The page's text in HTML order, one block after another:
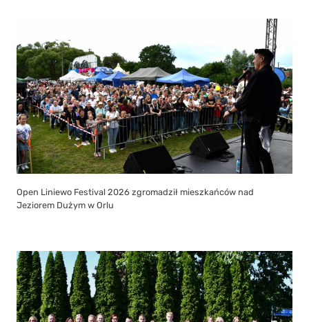
Open Liniewo Festival 2026 zgromadził mieszkańców nad
Jeziorem Dużym w Orlu